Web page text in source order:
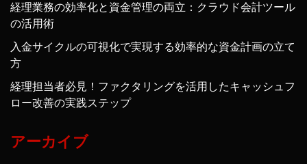
経理業務の効率化と資金管理の両立：クラウド会計ツール
の活用術
入金サイクルの可視化で実現する効率的な資金計画の立て
方
経理担当者必見！ファクタリングを活用したキャッシュフ
ロー改善の実践ステップ
アーカイブ